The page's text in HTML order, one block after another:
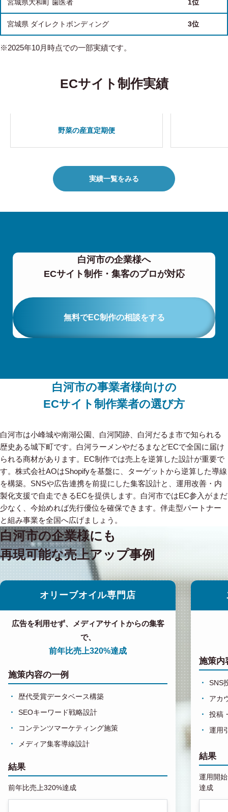
宮城県大和町 歯医者 1位
宮城県 ダイレクトボンディング 3位
※2025年10月時点での一部実績です。
ECサイト制作実績
野菜の産直定期便
実績一覧をみる
白河市の企業様へ
ECサイト制作・集客のプロが対応
無料でEC制作の相談をする
白河市の事業者様向けの
ECサイト制作業者の選び方
白河市は小峰城や南湖公園、白河関跡、白河だるま市で知られる
歴史ある城下町です。白河ラーメンやだるまなどECで全国に届け
られる商材があります。EC制作では売上を逆算した設計が重要で
す。株式会社AOはShopifyを基盤に、ターゲットから逆算した導線
を構築。SNSや広告連携を前提にした集客設計と、運用改善・内
製化支援で自走できるECを提供します。白河市ではEC参入がまだ
少なく、今始めれば先行優位を確保できます。伴走型パートナー
と組み事業を全国へ広げましょう。
白河市の企業様にも
再現可能な売上アップ事例
オリーブオイル専門店
広告を利用せず、メディアサイトからの集客
で、
前年比売上320%達成
施策内容の一例
歴代受賞データベース構築
SEOキーワード戦略設計
コンテンツマーケティング施策
メディア集客導線設計
結果
前年比売上320%達成
施策内
SNS
アカ
投稿
運用
結果
運用開
達成